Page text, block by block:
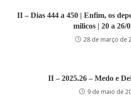
II – Dias 444 a 450 | Enfim, os
milicos | 20 a 26/
28 de março de
II – 2025.26 – Medo e
9 de maio de